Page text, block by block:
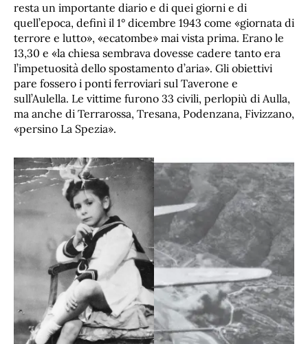
resta un importante diario e di quei giorni e di
quell’epoca, definì il 1° dicembre 1943 come «giornata di
terrore e lutto», «ecatombe» mai vista prima. Erano le
13,30 e «la chiesa sembrava dovesse cadere tanto era
l’impetuosità dello spostamento d’aria». Gli obiettivi
pare fossero i ponti ferroviari sul Taverone e
sull’Aulella. Le vittime furono 33 civili, perlopiù di Aulla,
ma anche di Terrarossa, Tresana, Podenzana, Fivizzano,
«persino La Spezia».